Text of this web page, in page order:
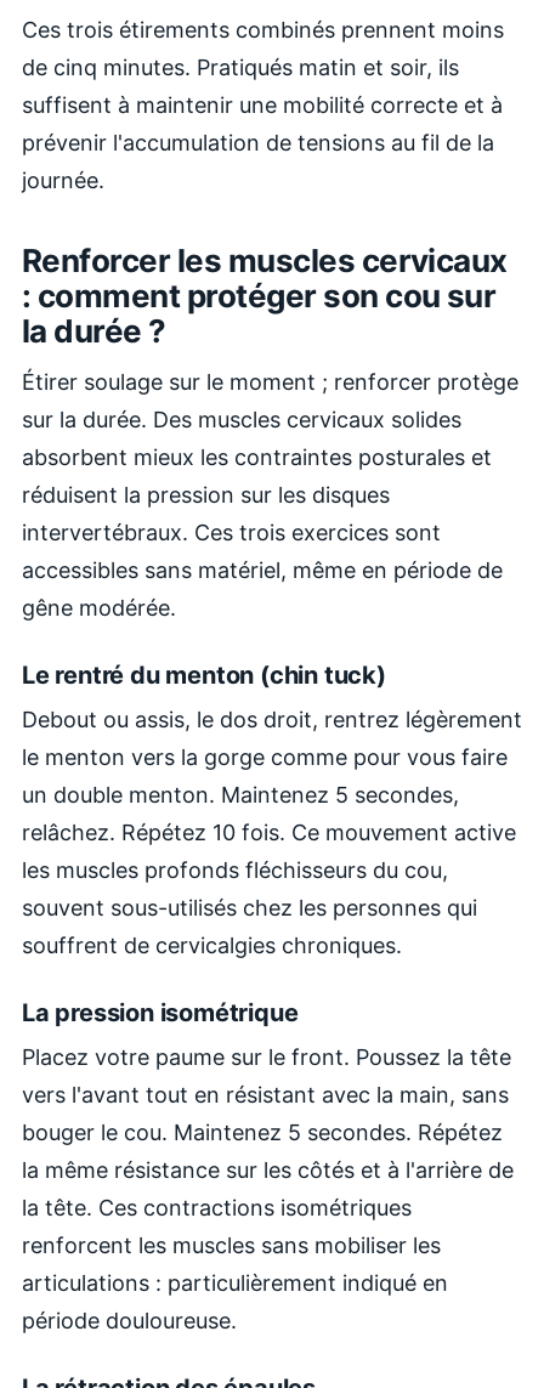
Ces trois étirements combinés prennent moins
de cinq minutes. Pratiqués matin et soir, ils
suffisent à maintenir une mobilité correcte et à
prévenir l'accumulation de tensions au fil de la
journée.
Renforcer les muscles cervicaux
: comment protéger son cou sur
la durée ?
Étirer soulage sur le moment ; renforcer protège
sur la durée. Des muscles cervicaux solides
absorbent mieux les contraintes posturales et
réduisent la pression sur les disques
intervertébraux. Ces trois exercices sont
accessibles sans matériel, même en période de
gêne modérée.
Le rentré du menton (chin tuck)
Debout ou assis, le dos droit, rentrez légèrement
le menton vers la gorge comme pour vous faire
un double menton. Maintenez 5 secondes,
relâchez. Répétez 10 fois. Ce mouvement active
les muscles profonds fléchisseurs du cou,
souvent sous-utilisés chez les personnes qui
souffrent de cervicalgies chroniques.
La pression isométrique
Placez votre paume sur le front. Poussez la tête
vers l'avant tout en résistant avec la main, sans
bouger le cou. Maintenez 5 secondes. Répétez
la même résistance sur les côtés et à l'arrière de
la tête. Ces contractions isométriques
renforcent les muscles sans mobiliser les
articulations : particulièrement indiqué en
période douloureuse.